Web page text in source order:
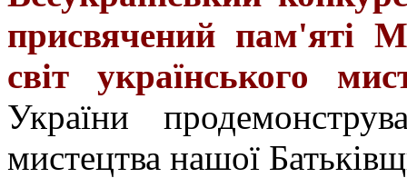
присвячений пам'яті
світ українського
України
мистецтва нашої